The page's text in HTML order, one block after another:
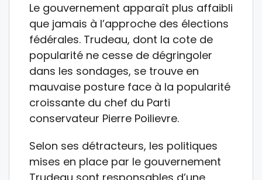
Le gouvernement apparaît plus affaibli
que jamais à l’approche des élections
fédérales. Trudeau, dont la cote de
popularité ne cesse de dégringoler
dans les sondages, se trouve en
mauvaise posture face à la popularité
croissante du chef du Parti
conservateur Pierre Poilievre.
Selon ses détracteurs, les politiques
mises en place par le gouvernement